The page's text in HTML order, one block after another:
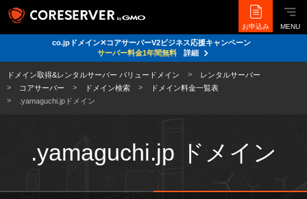
お申込み MENU
co.jpドメイン✕コアサーバーV2ビジネス応援キャンペーン
サーバー料金1年間無料
詳細
ドメイン取得&レンタルサーバー バリュードメイン
レンタルサーバー
コアサーバー
ドメイン検索
ドメイン料金一覧表
.yamaguchi.jpドメイン
.yamaguchi.jp ドメイン